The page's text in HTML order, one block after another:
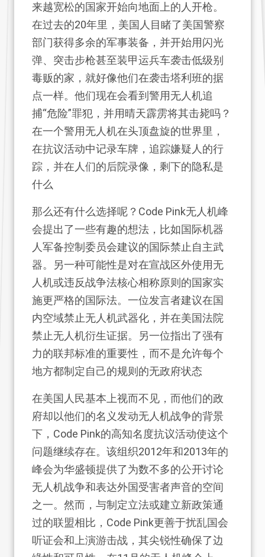
来越宽松的国家开始向地面上的人开枪。
在过去的20年里，美国人目睹了美国警察
部门获得多余的军事装备，并开始用闪光
弹、突击步枪甚至装甲运兵车袭击低级别
毒贩的家，就好像他们在袭击塔利班的据
点一样。他们现在会看到警用无人机追
捕“危险”罪犯，并用晴天霹雳将其击毙吗？
在一个警用无人机在头顶盘旋的世界里，
在抗议活动中记录车牌，追踪嫌疑人的行
踪，并在人们的后院录像，剩下的隐私是
什么
那么还有什么选择呢？Code Pink无人机峰
会提出了一些有趣的想法，比如国际机器
人军备控制委员会建议的国际禁止自主武
器。另一种可能性是对在宣战区外使用无
人机或违反战争法核心相称原则的国家实
施更严格的国际法。一位发言者建议在国
内空域禁止无人机武器化，并在美国法院
禁止无人机衍生证据。另一位指出了强有
力的联邦标准的重要性，而不是允许每个
地方都制定自己的规则的无政府状态
在美国人民基本上视而不见，而他们的政
府却以他们的名义发动无人机战争的背景
下，Code Pink的高知名度抗议活动使这个
问题继续存在。该组织2012年和2013年的
峰会为华盛顿提供了为数不多的公开讨论
无人机战争和表达外国受害者声音的空间
之一。然而，与制定立法或建立新政策通
过的联盟相比，Code Pink更善于扰乱国会
听证会和上演游击战，其尖锐性确保了边